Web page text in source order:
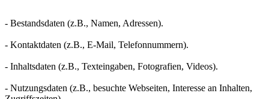
- Bestandsdaten (z.B., Namen, Adressen).
- Kontaktdaten (z.B., E-Mail, Telefonnummern).
- Inhaltsdaten (z.B., Texteingaben, Fotografien, Videos).
- Nutzungsdaten (z.B., besuchte Webseiten, Interesse an Inhalten,